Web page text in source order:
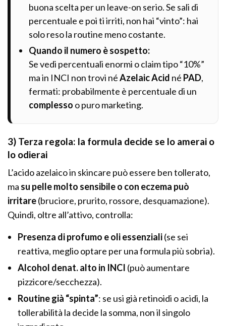
buona scelta per un leave-on serio. Se sali di
percentuale e poi ti irriti, non hai “vinto”: hai
solo reso la routine meno costante.
Quando il numero è sospetto:
Se vedi percentuali enormi o claim tipo “10%”
ma in INCI non trovi néAzelaic Acid né PAD,
fermati: probabilmente è percentuale di un
complesso o puro marketing.
3) Terza regola: la formula decide se lo amerai o
lo odierai
L’acido azelaico in skincare può essere ben tollerato,
ma su pelle molto sensibile o con eczema può
irritare(bruciore, prurito, rossore, desquamazione).
Quindi, oltre all’attivo, controlla:
Presenza di profumo e oli essenziali(se sei
reattiva, meglio optare per una formula più sobria).
Alcohol denat. alto in INCI (può aumentare
pizzicore/secchezza).
Routine già “spinta”: se usi già retinoidi o acidi, la
tollerabilità la decide la somma, non il singolo